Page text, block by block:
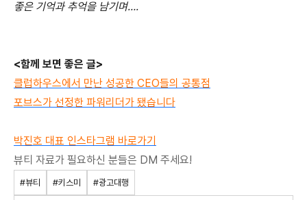
좋은 기억과 추억을 남기며….
<함께 보면 좋은 글>
클럽하우스에서 만난 성공한 CEO들의 공통점
포브스가 선정한 파워리더가 됐습니다
박진호 대표 인스타그램 바로가기
뷰티 자료가 필요하신 분들은 DM 주세요!
#뷰티 #키스미 #광고대행